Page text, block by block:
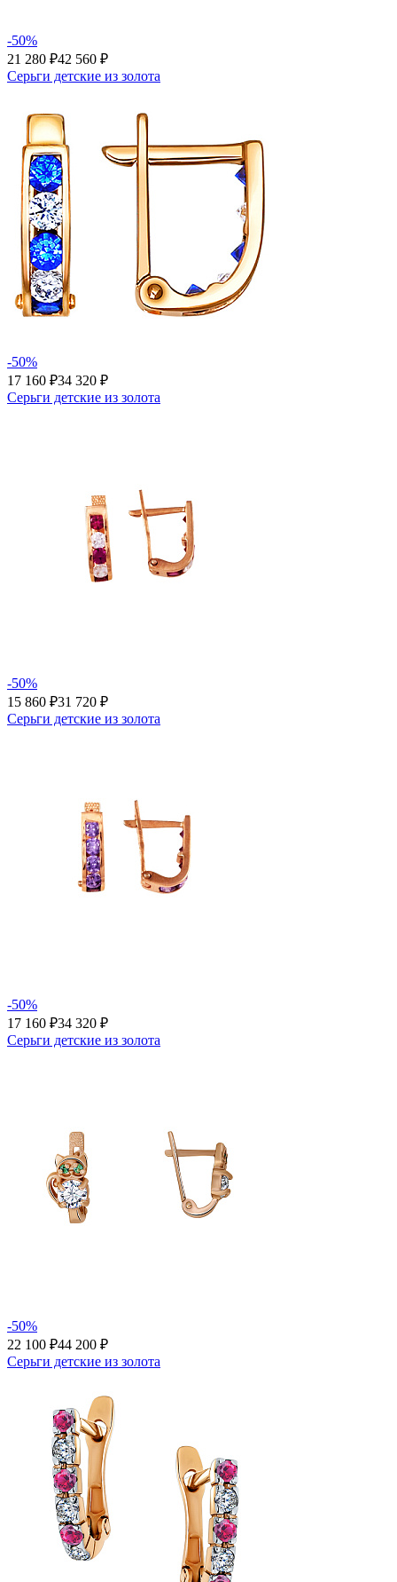
-50%
21 280 ₽42 560 ₽
Серьги детские из золота
-50%
17 160 ₽34 320 ₽
Серьги детские из золота
-50%
15 860 ₽31 720 ₽
Серьги детские из золота
-50%
17 160 ₽34 320 ₽
Серьги детские из золота
-50%
22 100 ₽44 200 ₽
Серьги детские из золота